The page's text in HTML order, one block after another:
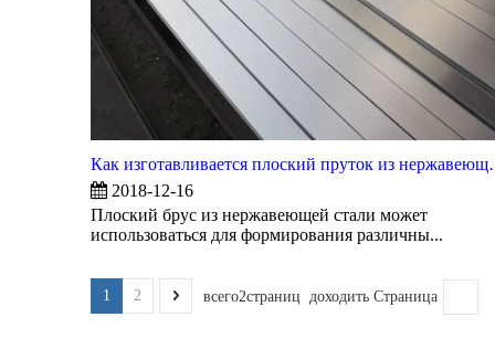
Как
2018-12-16
Плоский брус из нержавеющей стали может
использоваться для формирования различны...
1 2 всего2страниц доходить Страница